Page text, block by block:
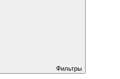
Фильтры